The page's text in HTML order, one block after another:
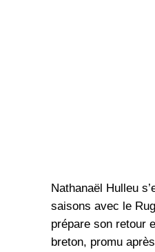
Nathanaël Hulleu
saisons avec le
prépare son retour
breton, promu